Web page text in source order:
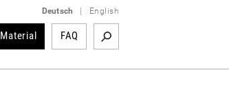
Deutsch English
Material FAQ